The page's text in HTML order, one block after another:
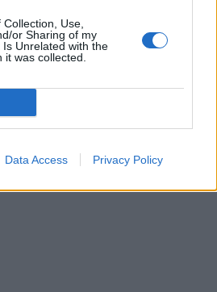
Use,
or Sharing of my
Unrelated with the
was collected.
Data Access Privacy Policy